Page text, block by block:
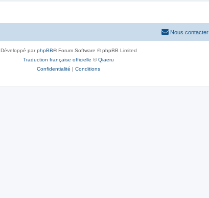
Nous contacter
Développé parphpBB® Forum Software © phpBB Limited
Traduction française officielle ©Qiaeru
Confidentialité | Conditions